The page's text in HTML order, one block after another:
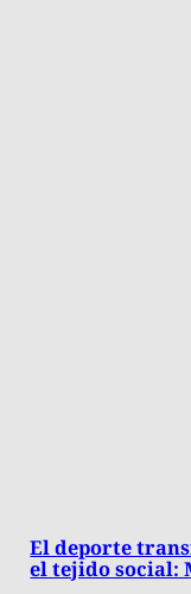
El deporte
el tejido social: